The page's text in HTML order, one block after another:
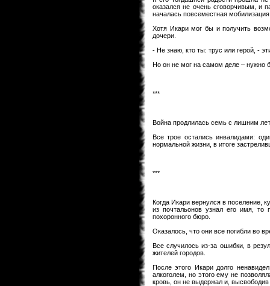
оказался не очень сговорчивым, и
началась повсеместная
Хотя Икари мог бы и получить
дочери.
- Не знаю, кто ты: трус или герой, -
Но он не мог на самом деле – нужно
***
Война продлилась семь с лишним
Все трое остались инвалидами:
нормальной жизни, в итоге
***
Когда Икари вернулся в поселение,
из почтальонов узнал его имя, то
похоронного бюро.
Оказалось, что они все погибли во
Все случилось из-за ошибки, в
жителей городов.
После этого Икари долго
алкоголем, но этого ему не
кровь, он не выдержал и,